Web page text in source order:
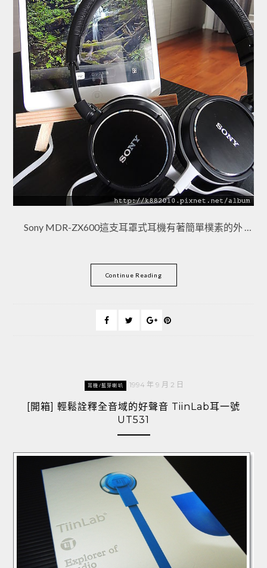
Sony MDR-ZX600這支耳罩式耳機有著簡單樸素的外 …
Continue Reading
耳機/藍芽喇叭 1994 年 9 月 2 日
[開箱] 輕鬆詮釋全音域的好聲音 TiinLab耳一號
UT531